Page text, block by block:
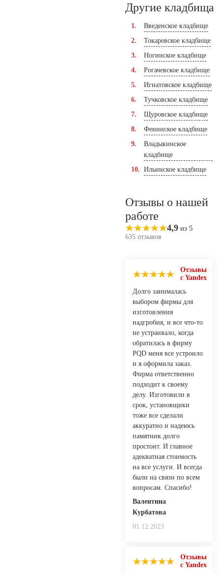
Другие кладбища
Введенское кладбище
Токаревское кладбище
Ногинское кладбище
Рогачевское кладбище
Игнатовское кладбище
Тучковское кладбище
Щуровское кладбище
Фенинское кладбище
Владыкинское
кладбище
Ильинское кладбище
Отзывы о нашей
работе
4,9 из 5
635 отзывов
Отзывы
с Yandex
Долго занималась
выбором фирмы для
изготовления
надгробия, и все что-то
не устраивало, когда
обратилась в фирму
PQD меня все устроило
и я оформила заказ.
Фирма ответственно
подходит к своему
делу. Изготовили в
срок, установщики
тоже все сделали
аккуратно и надеюсь
памятник долго
простоит. И главное
адекватная стоимость
на все услуги. И всегда
были на связи по всем
вопросам. Спасибо!
Валентина
Курбатова
01.12.2023
Отзывы
с Yandex